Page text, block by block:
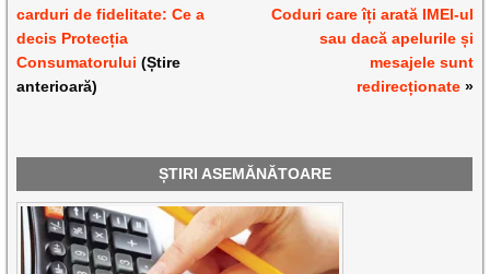
carduri de fidelitate: Ce a
decis Protecția
Consumatorului (Știre
anterioară)
Coduri care îți arată IMEI-ul
sau dacă apelurile și
mesajele sunt
redirecționate»
ȘTIRI ASEMĂNĂTOARE